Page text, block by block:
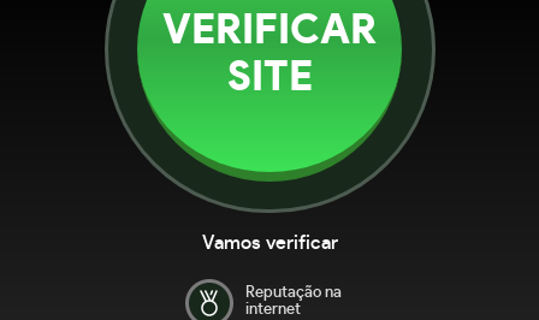
VERIFICAR
SITE
Vamos verificar
Reputação na
internet